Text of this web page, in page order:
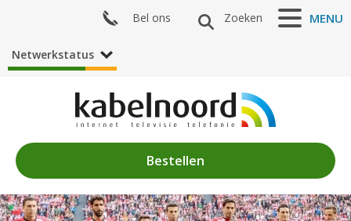
Nieuws
Bestellen
MENU
Zoeken
Bel ons
Netwerkstatus